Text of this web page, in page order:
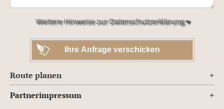
leer.Weitere Hinweise zur Datenschutzerklärung ▾
Route planen
Partnerimpressum